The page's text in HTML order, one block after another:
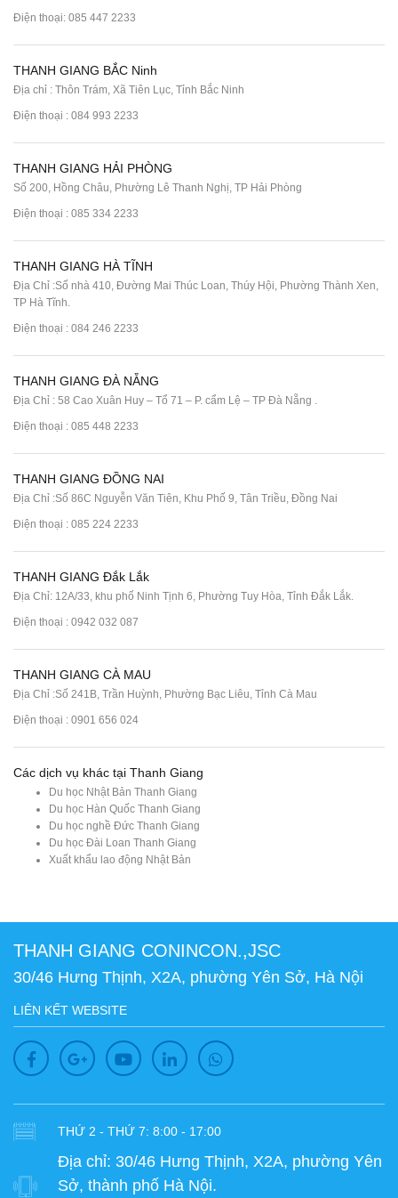
Điện thoại: 085 447 2233
THANH GIANG BẮC Ninh
Địa chỉ : Thôn Trám, Xã Tiên Lục, Tỉnh Bắc Ninh
Điện thoại : 084 993 2233
THANH GIANG HẢI PHÒNG
Số 200, Hồng Châu, Phường Lê Thanh Nghị, TP Hải Phòng
Điện thoại : 085 334 2233
THANH GIANG HÀ TĨNH
Địa Chỉ :Số nhà 410, Đường Mai Thúc Loan, Thúy Hội, Phường Thành Xen,
TP Hà Tĩnh.
Điện thoại : 084 246 2233
THANH GIANG ĐÀ NẴNG
Địa Chỉ : 58 Cao Xuân Huy – Tổ 71 – P. cẩm Lệ – TP Đà Nẵng .
Điện thoại : 085 448 2233
THANH GIANG ĐỒNG NAI
Địa Chỉ :Số 86C Nguyễn Văn Tiên, Khu Phố 9, Tân Triều, Đồng Nai
Điện thoại : 085 224 2233
THANH GIANG Đắk Lắk
Địa Chỉ: 12A/33, khu phố Ninh Tịnh 6, Phường Tuy Hòa, Tỉnh Đắk Lắk.
Điện thoại : 0942 032 087
THANH GIANG CÀ MAU
Địa Chỉ :Số 241B, Trần Huỳnh, Phường Bạc Liêu, Tỉnh Cà Mau
Điện thoại : 0901 656 024
Các dịch vụ khác tại Thanh Giang
Du học Nhật Bản Thanh Giang
Du học Hàn Quốc Thanh Giang
Du học nghề Đức Thanh Giang
Du học Đài Loan Thanh Giang
Xuất khẩu lao động Nhật Bản
THANH GIANG CONINCON.,JSC
30/46 Hưng Thịnh, X2A, phường Yên Sở, Hà Nội
LIÊN KẾT WEBSITE
THỨ 2 - THỨ 7: 8:00 - 17:00
Địa chỉ: 30/46 Hưng Thịnh, X2A, phường Yên
Sở, thành phố Hà Nội.